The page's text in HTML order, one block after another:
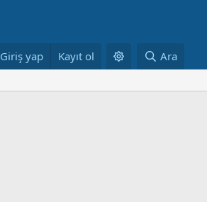
Giriş yap Kayıt ol Ara